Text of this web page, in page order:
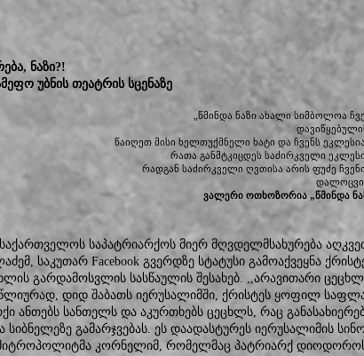
ნაზი?!
უბნის თეატრის სცენაზე
„წმინდა ნაზი ახალი სიმბოლოა
წაიღეთ მისი ხელთუქმნელი ხატი და ჩვენს
რათა განმტკიცდეს საძირკველი
რადგან საძირკველი ღვთისა არის ფუძე
ვალერი ოთხოზორია „წმინდა
საპატრიარქოს მიერ მღვდელმსახურება
საკუთარ Facebook გვერდზე სტატუსი გამოაქვეყნა
გარდამოსვლის სასწაულის შესახებ. ,,არავითარი
დიდ შაბათს იერუსალიმში, ქრისტეს ყოფილ
ანთებს სანთელს და აკურთხებს ცეცხლს, რაც
გამარჯვებას. ეს დაადასტურეს იერუსალიმის
მიტროპოლიტმა კორნელიმ, რომელმაც პატრიარქ